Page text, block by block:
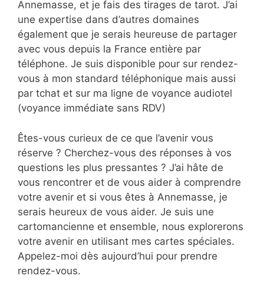
Annemasse, et je fais des tirages de tarot. J’ai
une expertise dans d’autres domaines
également que je serais heureuse de partager
avec vous depuis la France entière par
téléphone. Je suis disponible pour sur rendez-
vous à mon standard téléphonique mais aussi
par tchat et sur ma ligne de voyance audiotel
(voyance immédiate sans RDV)
Êtes-vous curieux de ce que l’avenir vous
réserve ? Cherchez-vous des réponses à vos
questions les plus pressantes ? J’ai hâte de
vous rencontrer et de vous aider à comprendre
votre avenir et si vous êtes à Annemasse, je
serais heureux de vous aider. Je suis une
cartomancienne et ensemble, nous explorerons
votre avenir en utilisant mes cartes spéciales.
Appelez-moi dès aujourd’hui pour prendre
rendez-vous.